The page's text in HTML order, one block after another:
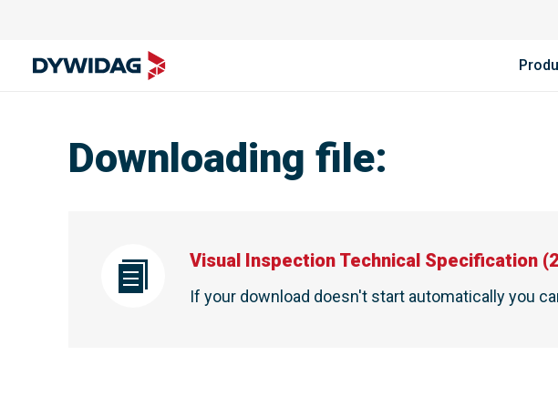
Downloading file:
Visual Inspection Technical Specification (
If your download doesn't start automatically you